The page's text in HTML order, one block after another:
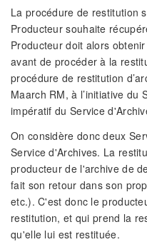
La procédure de restitution
Producteur souhaite
Producteur doit alors
avant de procéder à la
procédure de restitution
Maarch RM, à l’initiative du
impératif du Service
On considère donc deux
Service d'Archives. La
producteur de l'archive de
fait son retour dans son
etc.). C'est donc le
restitution, et qui prend la
qu'elle lui est restituée.